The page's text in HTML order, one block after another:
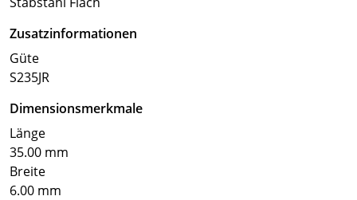
Zusatzinformationen
Güte
S235JR
Dimensionsmerkmale
Länge
35.00 mm
Breite
6.00 mm